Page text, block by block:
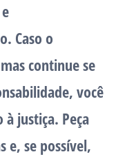
Caso o
continue se
você
justiça. Peça
e, se possível,